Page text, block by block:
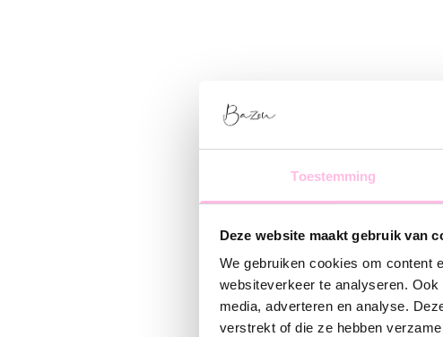
Toestemming
Deze website maakt gebruik van
We gebruiken cookies om content
websiteverkeer te analyseren.
media, adverteren en analyse.
verstrekt of die ze hebben